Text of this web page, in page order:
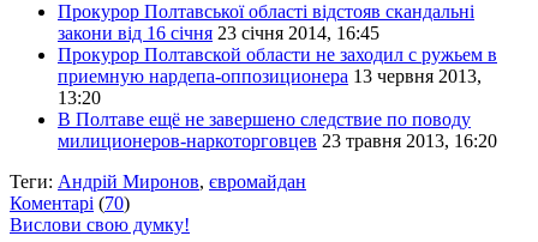
Прокурор Полтавської області відстояв скандальні
закони від 16 січня 23 січня 2014, 16:45
Прокурор Полтавской области не заходил с ружьем в
приемную нардепа-оппозиционера 13 червня 2013,
13:20
В Полтаве ещё не завершено следствие по поводу
милиционеров-наркоторговцев 23 травня 2013, 16:20
Теги: Андрій Миронов, євромайдан
Коментарі (70)
Вислови свою думку!